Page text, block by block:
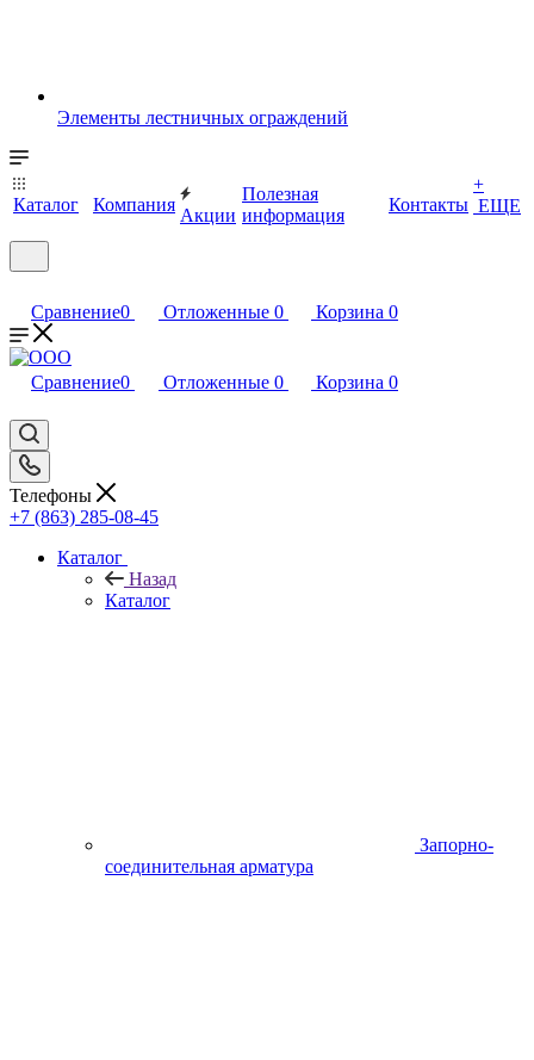
Элементы лестничных ограждений
Каталог Компания
Акции
Полезная
информация
Контакты
+
ЕЩЕ
Сравнение0 Отложенные 0 Корзина 0
Сравнение0 Отложенные 0 Корзина 0
Телефоны
+7 (863) 285-08-45
Каталог
Назад
Каталог
Запорно-
соединительная арматура